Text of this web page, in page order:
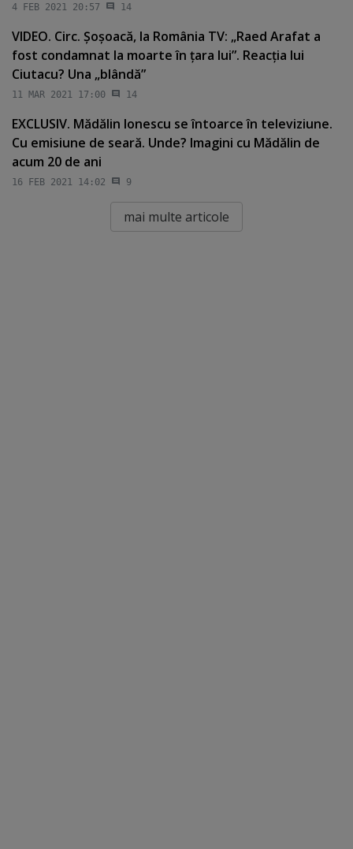
4 FEB 2021 20:57 14
VIDEO. Circ. Şoşoacă, la România TV: „Raed Arafat a
fost condamnat la moarte în ţara lui”. Reacţia lui
Ciutacu? Una „blândă”
11 MAR 2021 17:00 14
EXCLUSIV. Mădălin Ionescu se întoarce în televiziune.
Cu emisiune de seară. Unde? Imagini cu Mădălin de
acum 20 de ani
16 FEB 2021 14:02 9
mai multe articole